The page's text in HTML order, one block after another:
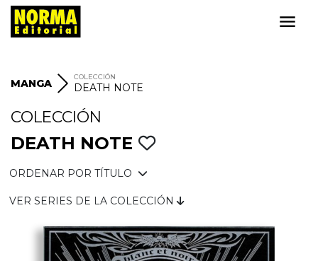
MANGA
COLECCIÓN
DEATH NOTE
COLECCIÓN
DEATH NOTE
ORDENAR POR TÍTULO
VER SERIES DE LA COLECCIÓN